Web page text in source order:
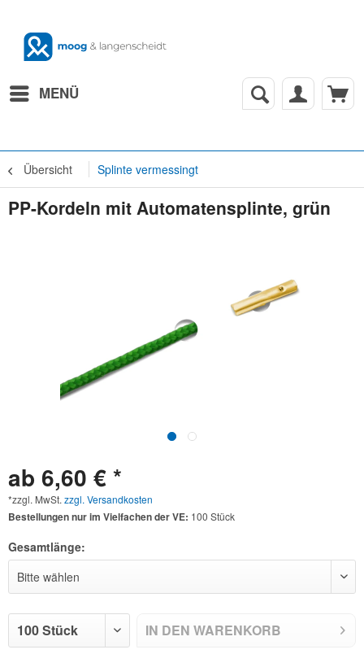
MENÜ
Übersicht Splinte vermessingt
PP-Kordeln mit Automatensplinte, grün
ab 6,60 € *
*zzgl. MwSt. zzgl. Versandkosten
Bestellungen nur im Vielfachen der VE: 100 Stück
Gesamtlänge:
IN DEN WARENKORB